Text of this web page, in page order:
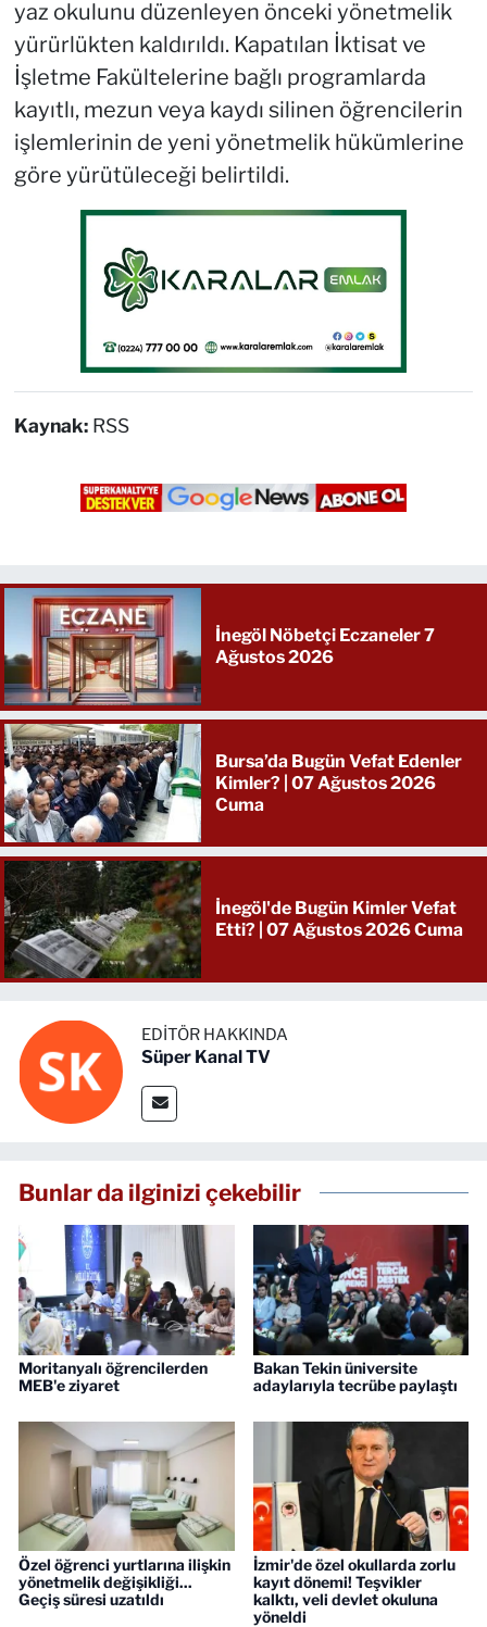
yaz okulunu düzenleyen önceki yönetmelik
yürürlükten kaldırıldı. Kapatılan İktisat ve
İşletme Fakültelerine bağlı programlarda
kayıtlı, mezun veya kaydı silinen öğrencilerin
işlemlerinin de yeni yönetmelik hükümlerine
göre yürütüleceği belirtildi.
Kaynak: RSS
İnegöl Nöbetçi Eczaneler 7
Ağustos 2026
Bursa’da Bugün Vefat Edenler
Kimler? | 07 Ağustos 2026
Cuma
İnegöl'de Bugün Kimler Vefat
Etti? | 07 Ağustos 2026 Cuma
EDITÖR HAKKINDA
Süper Kanal TV
Bunlar da ilginizi çekebilir
Moritanyalı öğrencilerden
MEB'e ziyaret
Bakan Tekin üniversite
adaylarıyla tecrübe paylaştı
Özel öğrenci yurtlarına ilişkin
yönetmelik değişikliği...
Geçiş süresi uzatıldı
İzmir'de özel okullarda zorlu
kayıt dönemi! Teşvikler
kalktı, veli devlet okuluna
yöneldi